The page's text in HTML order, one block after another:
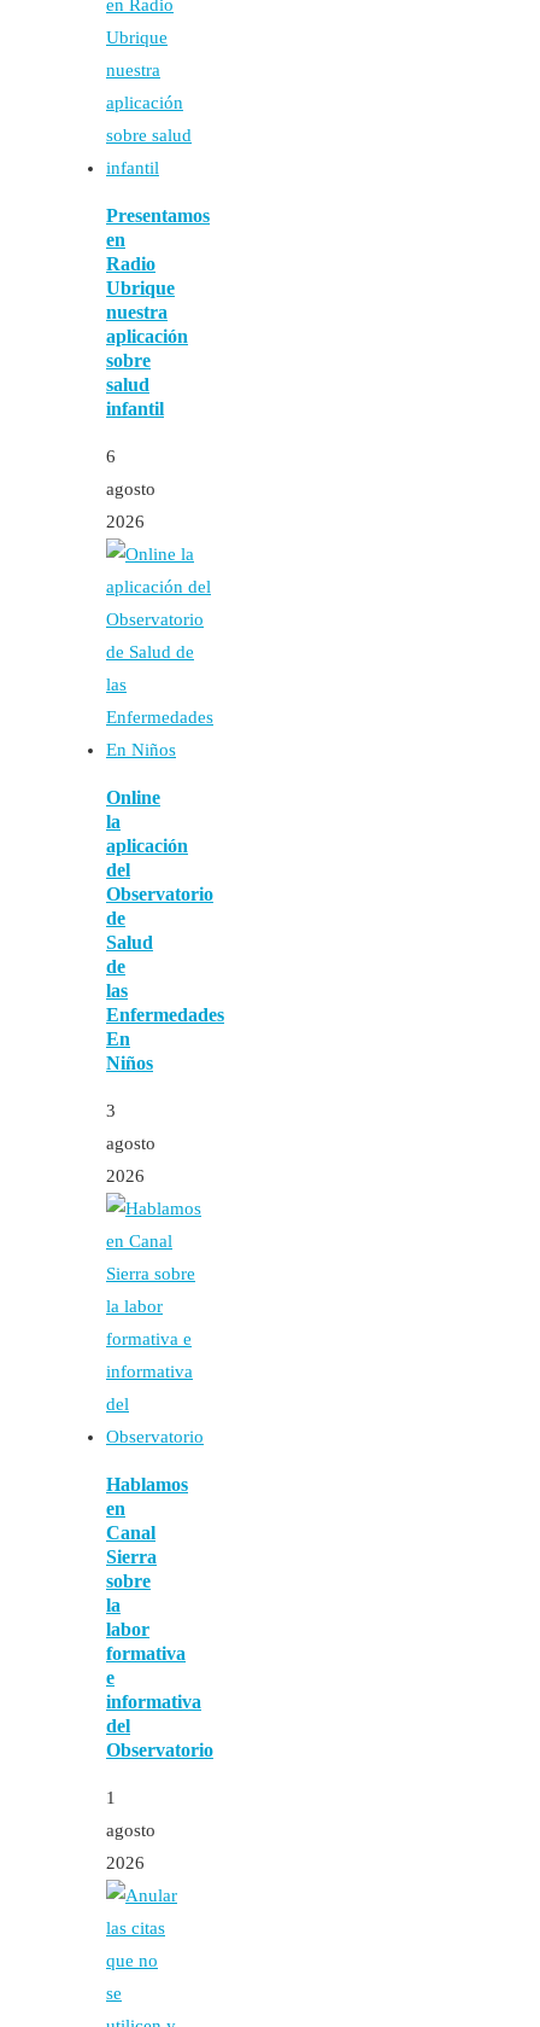
Presentamos
en
Radio
Ubrique
nuestra
aplicación
sobre
salud
infantil
6
agosto
2026
Online
la
aplicación
del
Observatorio
de
Salud
de
las
Enfermedades
En
Niños
3
agosto
2026
Hablamos
en
Canal
Sierra
sobre
la
labor
formativa
e
informativa
del
Observatorio
1
agosto
2026